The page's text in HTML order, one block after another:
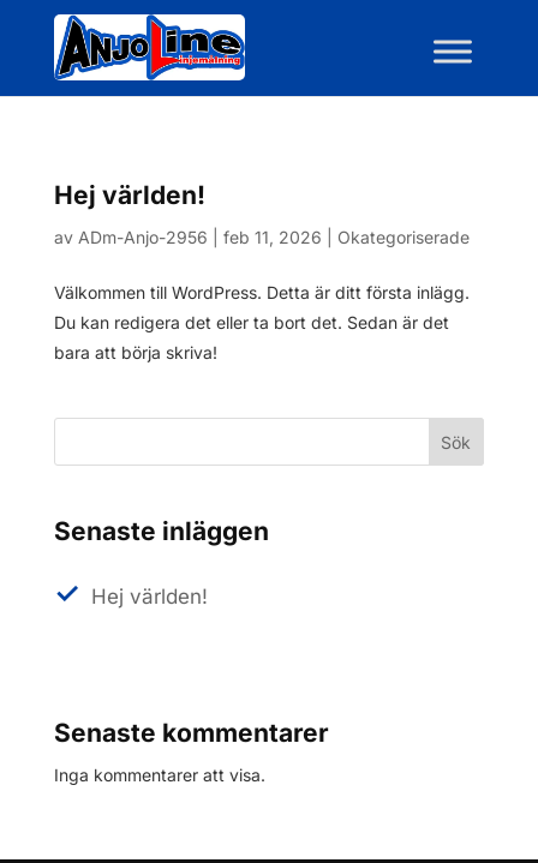
Hej världen!
av ADm-Anjo-2956 feb 11, 2026 Okategoriserade
Välkommen till WordPress. Detta är ditt första inlägg.
Du kan redigera det eller ta bort det. Sedan är det
bara att börja skriva!
Sök
Senaste inläggen
Hej världen!
Senaste kommentarer
Inga kommentarer att visa.